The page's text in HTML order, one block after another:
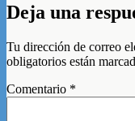
Deja una
Tu dirección de correo
obligatorios están
Comentario *